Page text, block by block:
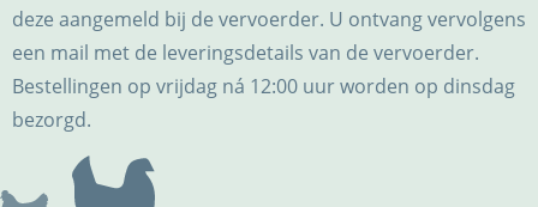
deze aangemeld bij de vervoerder. U ontvang vervolgens
een mail met de leveringsdetails van de vervoerder.
Bestellingen op vrijdag ná 12:00 uur worden op dinsdag
bezorgd.